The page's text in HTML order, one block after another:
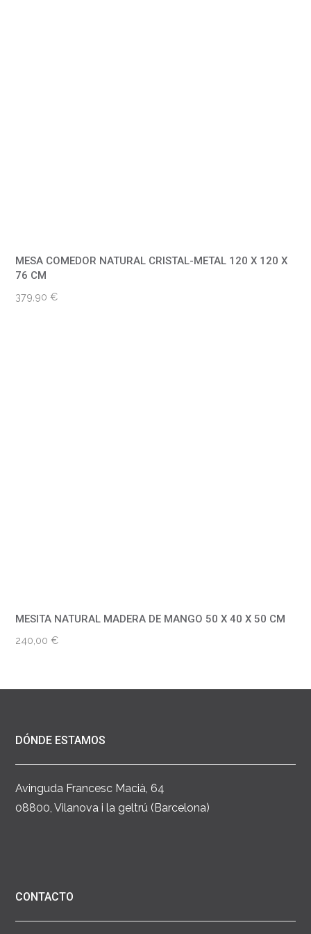
MESA COMEDOR NATURAL CRISTAL-METAL 120 X 120 X
76 CM
379,90€
MESITA NATURAL MADERA DE MANGO 50 X 40 X 50 CM
240,00€
DÓNDE ESTAMOS
Avinguda Francesc Macià, 64
08800, Vilanova i la geltrú (Barcelona)
CONTACTO